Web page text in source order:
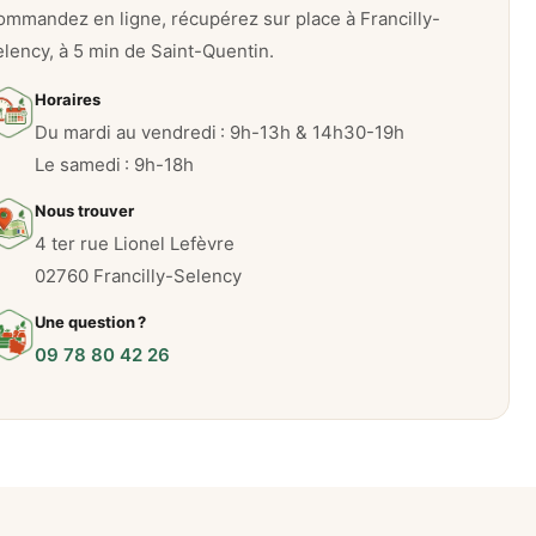
en ligne, récupérez sur place à Francilly-
à 5 min de Saint-Quentin.
Horaires
Du mardi au vendredi : 9h-13h & 14h30-19h
Le samedi : 9h-18h
Nous trouver
4 ter rue Lionel Lefèvre
02760 Francilly-Selency
Une question ?
09 78 80 42 26